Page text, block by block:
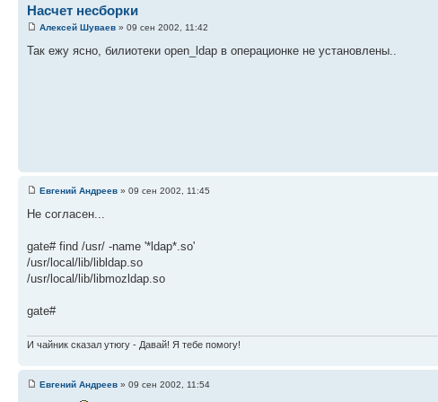
Насчет несборки
Алексей Шуваев » 09 сен 2002, 11:42
Так ежу ясно, билиотеки open_ldap в операционке не установлены..
Евгений Андреев » 09 сен 2002, 11:45
Не согласен...
gate# find /usr/ -name '*ldap*.so'
/usr/local/lib/libldap.so
/usr/local/lib/libmozldap.so
gate#
И чайник сказал утюгу - Давай! Я тебе помогу!
Евгений Андреев » 09 сен 2002, 11:54